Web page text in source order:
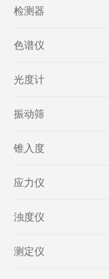
检测器
色谱仪
光度计
振动筛
锥入度
应力仪
浊度仪
测定仪